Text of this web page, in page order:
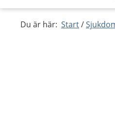
Du är här: Start